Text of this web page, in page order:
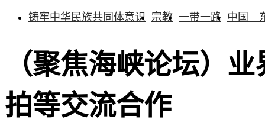
铸牢中华民族共同体意识 宗教 一带一路 中国—
（聚焦海峡论坛）
拍等交流合作